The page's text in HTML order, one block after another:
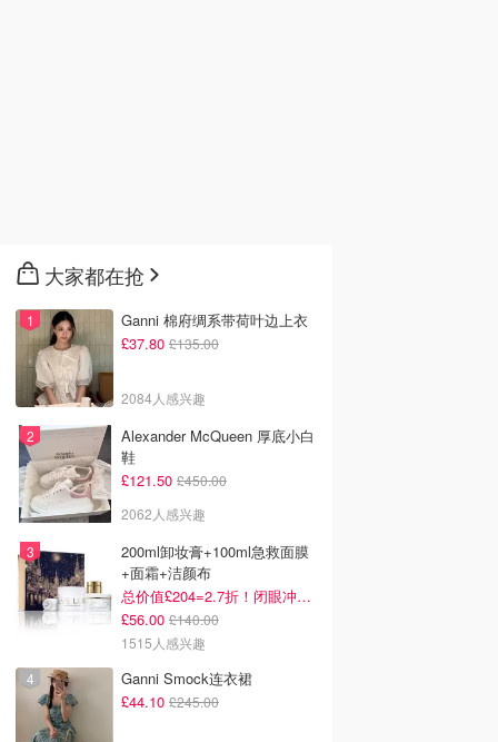
大家都在抢
Ganni 棉府绸系带荷叶边上衣
£37.80 £135.00
2084人感兴趣
Alexander McQueen 厚底小白
鞋
£121.50 £450.00
2062人感兴趣
200ml卸妆膏+100ml急救面膜
+面霜+洁颜布
总价值£204=2.7折！闭眼冲这套！
£56.00 £140.00
1515人感兴趣
Ganni Smock连衣裙
£44.10 £245.00